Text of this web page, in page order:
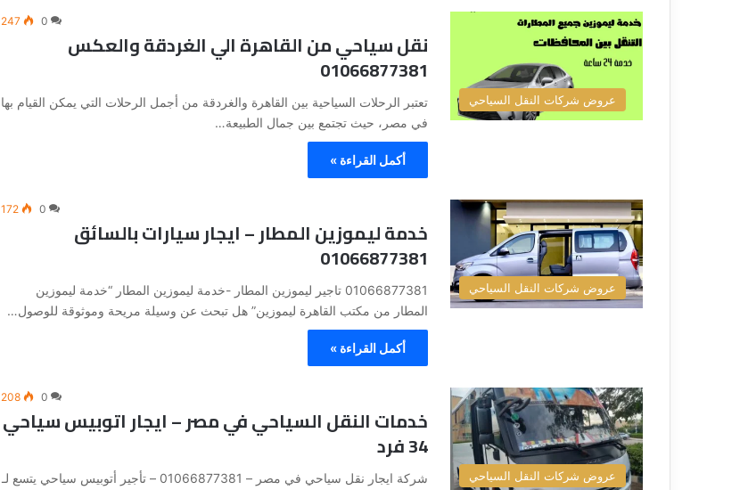
عروض شركات النقل السياحي
0
247
نقل سياحي من القاهرة الي الغردقة والعكس
01066877381
تعتبر الرحلات السياحية بين القاهرة والغردقة من أجمل الرحلات التي يمكن القيام بها
في مصر، حيث تجتمع بين جمال الطبيعة…
أكمل القراءة »
عروض شركات النقل السياحي
0
172
خدمة ليموزين المطار – ايجار سيارات بالسائق
01066877381
01066877381 تاجير ليموزين المطار -خدمة ليموزين المطار “خدمة ليموزين
المطار من مكتب القاهرة ليموزين” هل تبحث عن وسيلة مريحة وموثوقة للوصول…
أكمل القراءة »
عروض شركات النقل السياحي
0
208
خدمات النقل السياحي في مصر – ايجار اتوبيس سياحي
34 فرد
شركة ايجار نقل سياحي في مصر – 01066877381 – تأجير أتوبيس سياحي يتسع لـ